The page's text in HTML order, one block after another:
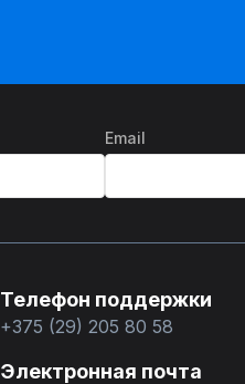
Email
Телефон поддержки
+375 (29) 205 80 58
Электронная почта